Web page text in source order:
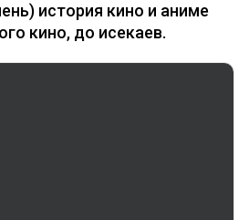
история кино и аниме
кино, до исекаев.